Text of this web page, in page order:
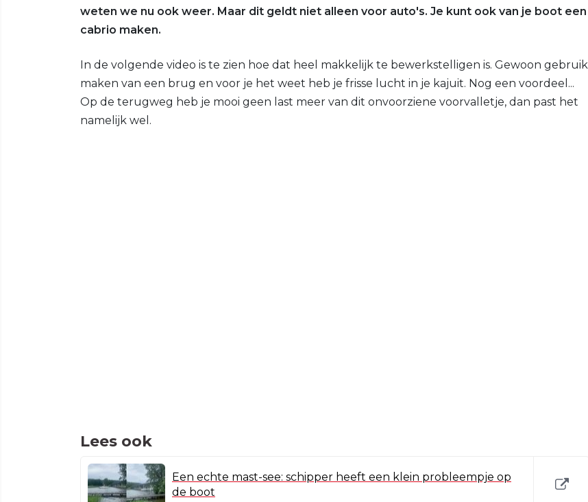
weten we nu ook weer. Maar dit geldt niet alleen voor auto's. Je kunt ook van je boot een
cabrio maken.
In de volgende video is te zien hoe dat heel makkelijk te bewerkstelligen is. Gewoon gebruik
maken van een brug en voor je het weet heb je frisse lucht in je kajuit. Nog een voordeel...
Op de terugweg heb je mooi geen last meer van dit onvoorziene voorvalletje, dan past het
namelijk wel.
Lees ook
Een echte mast-see: schipper heeft een klein probleempje op
de boot